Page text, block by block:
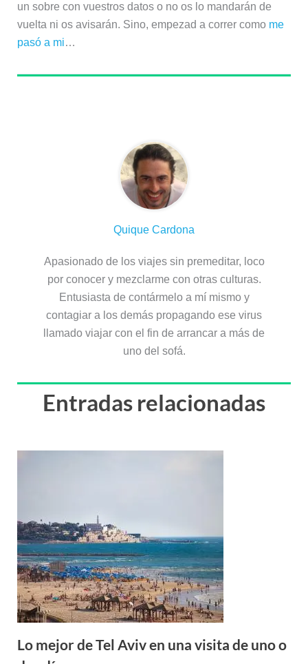
un sobre con vuestros datos o no os lo mandarán de
vuelta ni os avisarán. Sino, empezad a correr como me
pasó a mi…
Quique Cardona
Apasionado de los viajes sin premeditar, loco
por conocer y mezclarme con otras culturas.
Entusiasta de contármelo a mí mismo y
contagiar a los demás propagando ese virus
llamado viajar con el fin de arrancar a más de
uno del sofá.
Entradas relacionadas
Lo mejor de Tel Aviv en una visita de uno o